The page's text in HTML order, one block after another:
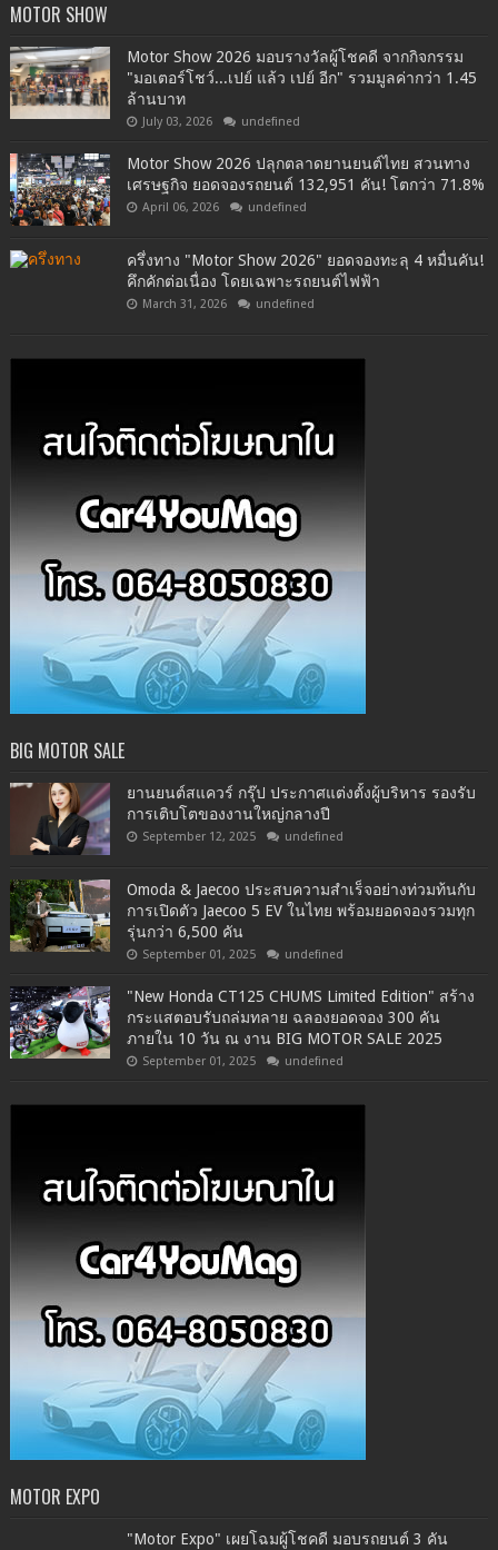
MOTOR SHOW
Motor Show 2026 มอบรางวัลผู้โชคดี จากกิจกรรม
"มอเตอร์โชว์...เปย์ แล้ว เปย์ อีก" รวมมูลค่ากว่า 1.45
ล้านบาท
July 03, 2026 undefined
Motor Show 2026 ปลุกตลาดยานยนต์ไทย สวนทาง
เศรษฐกิจ ยอดจองรถยนต์ 132,951 คัน! โตกว่า 71.8%
April 06, 2026 undefined
ครึ่งทาง "Motor Show 2026" ยอดจองทะลุ 4 หมื่นคัน!
คึกคักต่อเนื่อง โดยเฉพาะรถยนต์ไฟฟ้า
March 31, 2026 undefined
BIG MOTOR SALE
ยานยนต์สแควร์ กรุ๊ป ประกาศแต่งตั้งผู้บริหาร รองรับ
การเติบโตของงานใหญ่กลางปี
September 12, 2025 undefined
Omoda & Jaecoo ประสบความสำเร็จอย่างท่วมท้นกับ
การเปิดตัว Jaecoo 5 EV ในไทย พร้อมยอดจองรวมทุก
รุ่นกว่า 6,500 คัน
September 01, 2025 undefined
"New Honda CT125 CHUMS Limited Edition" สร้าง
กระแสตอบรับถล่มทลาย ฉลองยอดจอง 300 คัน
ภายใน 10 วัน ณ งาน BIG MOTOR SALE 2025
September 01, 2025 undefined
MOTOR EXPO
"Motor Expo" เผยโฉมผู้โชคดี มอบรถยนต์ 3 คัน